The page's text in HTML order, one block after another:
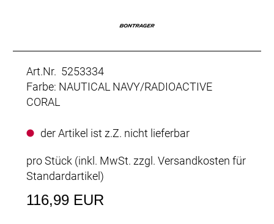
Art.Nr. 5253334
Farbe: NAUTICAL NAVY/RADIOACTIVE
CORAL
der Artikel ist z.Z. nicht lieferbar
pro Stück (inkl. MwSt. zzgl. Versandkosten für
Standardartikel)
116,99 EUR